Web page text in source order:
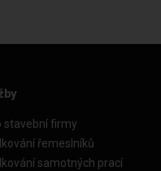
stavební firmy
řemeslníků
samotných prací